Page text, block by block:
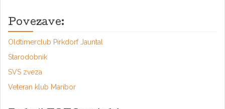
Povezave:
Oldtimerclub Pirkdorf Jauntal
Starodobnik
SVS zveza
Veteran klub Maribor